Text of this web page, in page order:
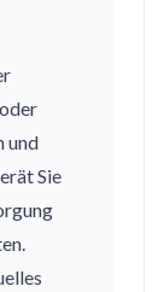
und
Sie